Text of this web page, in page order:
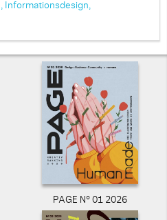
Informationsdesign,
PAGE N° 01 2026